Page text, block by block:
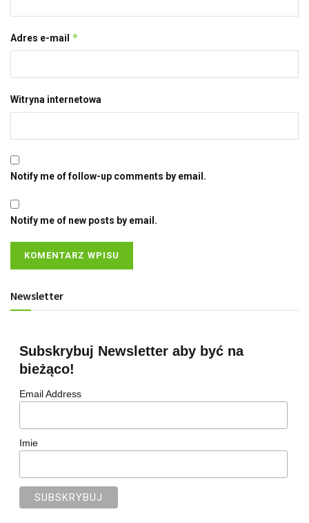
Adres e-mail *
Witryna internetowa
Notify me of follow-up comments by email.
Notify me of new posts by email.
Newsletter
Subskrybuj Newsletter aby być na
bieżąco!
Email Address
Imie